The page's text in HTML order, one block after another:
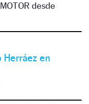
desde
Herráez en